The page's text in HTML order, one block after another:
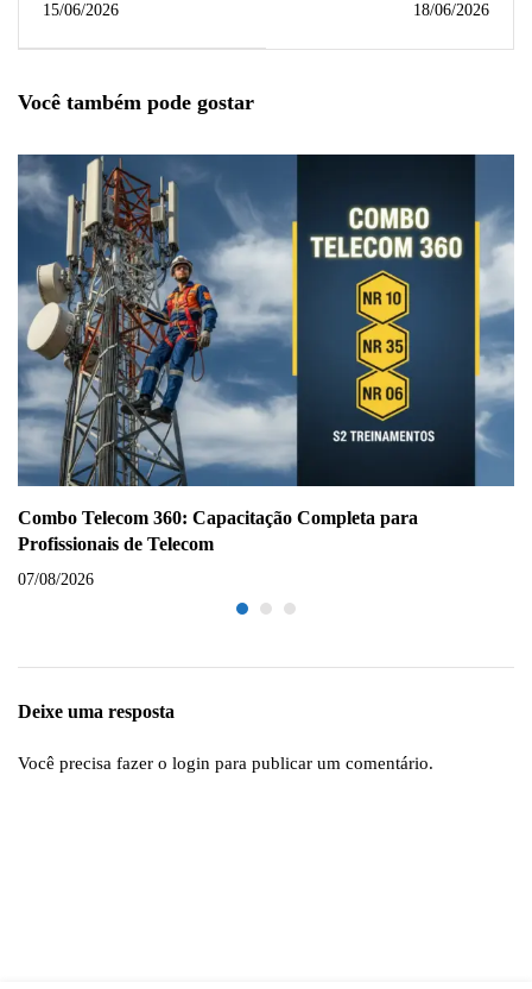
Fiscalização Vai Pedir
de Surpresa)
15/06/2026
Esperando por Você
18/06/2026
Você também pode gostar
Combo Telecom 360: Capacitação Completa para
Profissionais de Telecom
07/08/2026
Deixe uma resposta
Você precisa fazer o login para publicar um comentário.